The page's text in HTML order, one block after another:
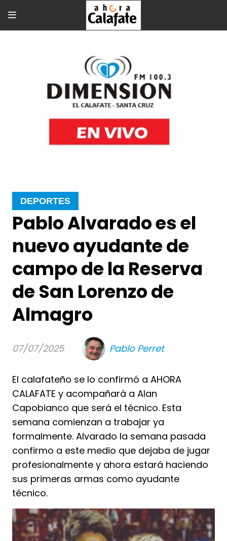
Pablo Alvarado es el
nuevo ayudante de
campo de la Reserva
de San Lorenzo de
Almagro
El calafateño se lo confirmó a AHORA
CALAFATE y acompañará a Alan
Capobianco que será el técnico. Esta
semana comienzan a trabajar ya
formalmente. Alvarado la semana pasada
confirmo a este medio que dejaba de jugar
profesionalmente y ahora estará haciendo
sus primeras armas como ayudante
técnico.
DEPORTES
07/07/2025 Pablo Perret